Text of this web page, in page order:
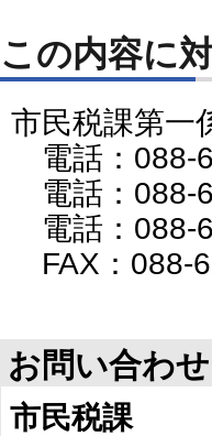
この内容に
市民税課第一
電話：088-
電話：088-
電話：088-
FAX：088-
お問い合わせ
市民税課